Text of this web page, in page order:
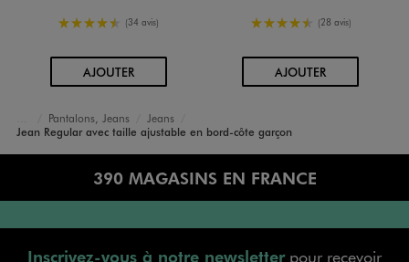
4.5/5 de moyenne
(34 avis)
AJOUTERAU PANIER
4.5/5 de moyenne
(28 avis)
AJOUTERAU PANIER
Accueil
Garçon
Vêtements
Pantalons, Jeans
Jeans
Jean Regular avec taille ajustable en bord-côte garçon
390 MAGASINS EN FRANCE
Inscrivez-vous à notre newsletterpour recevoir